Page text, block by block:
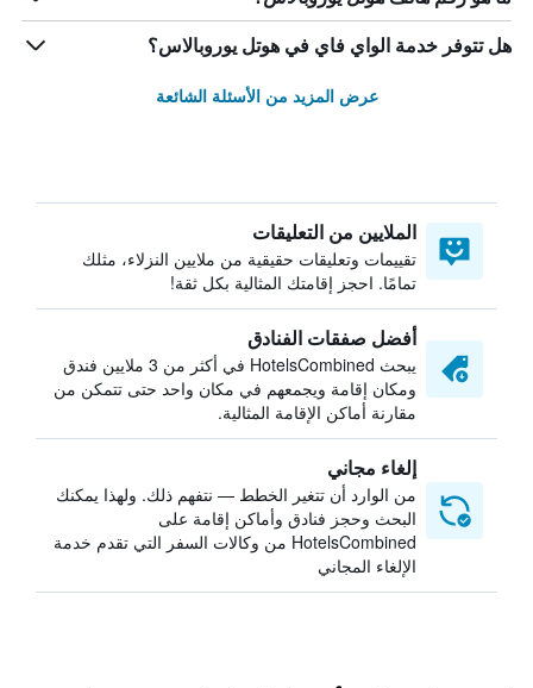
هل تتوفر خدمة الواي فاي في هوتل يوروبالاس؟
عرض المزيد من الأسئلة الشائعة
الملايين من التعليقات
تقييمات وتعليقات حقيقية من ملايين النزلاء، مثلك
تمامًا. احجز إقامتك المثالية بكل ثقة!
أفضل صفقات الفنادق
يبحث HotelsCombined في أكثر من 3 ملايين فندق
ومكان إقامة ويجمعهم في مكان واحد حتى تتمكن من
مقارنة أماكن الإقامة المثالية.
إلغاء مجاني
من الوارد أن تتغير الخطط — نتفهم ذلك. ولهذا يمكنك
البحث وحجز فنادق وأماكن إقامة على
HotelsCombined من وكالات السفر التي تقدم خدمة
الإلغاء المجاني